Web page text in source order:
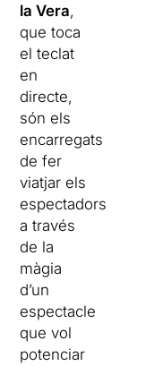
la Vera,
que toca
el teclat
en
directe,
són els
encarregats
de fer
viatjar els
espectadors
a través
de la
màgia
d’un
espectacle
que vol
potenciar